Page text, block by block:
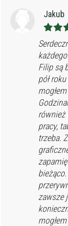
Jakub
Filip są
pół
również
pracy,
trzeba.
zawsze